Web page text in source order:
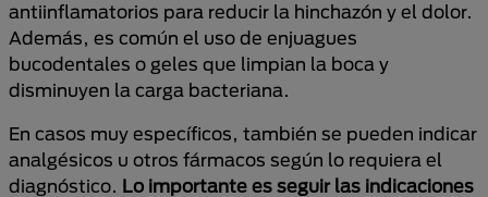
antiinflamatorios para reducir la hinchazón y el dolor.
Además, es común el uso de enjuagues
bucodentales o geles que limpian la boca y
disminuyen la carga bacteriana.
En casos muy específicos, también se pueden indicar
analgésicos u otros fármacos según lo requiera el
diagnóstico. Lo importante es seguir las indicaciones